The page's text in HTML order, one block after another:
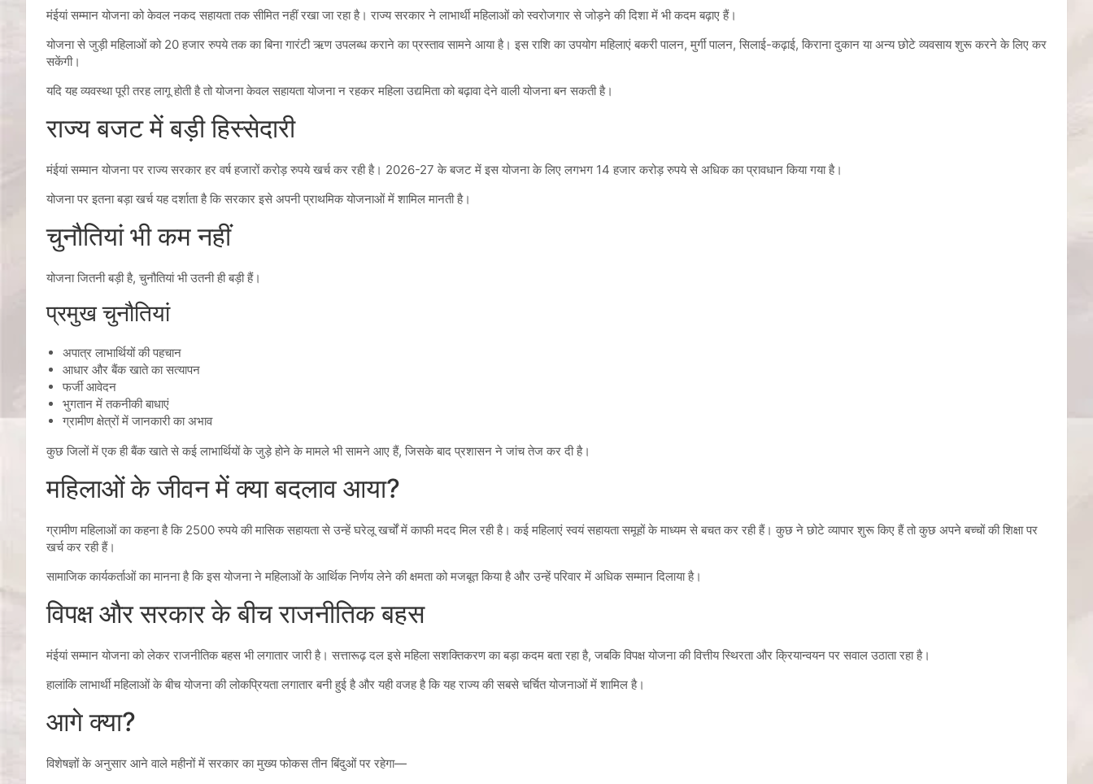
मंईयां सम्मान योजना को केवल नकद सहायता तक सीमित नहीं रखा जा रहा है। राज्य सरकार ने लाभार्थी महिलाओं को स्वरोजगार से जोड़ने की दिशा में भी कदम बढ़ाए हैं।
योजना से जुड़ी महिलाओं को 20 हजार रुपये तक का बिना गारंटी ऋण उपलब्ध कराने का प्रस्ताव सामने आया है। इस राशि का उपयोग महिलाएं बकरी पालन, मुर्गी पालन, सिलाई-कढ़ाई, किराना दुकान या अन्य छोटे व्यवसाय शुरू करने के लिए कर
सकेंगी।
यदि यह व्यवस्था पूरी तरह लागू होती है तो योजना केवल सहायता योजना न रहकर महिला उद्यमिता को बढ़ावा देने वाली योजना बन सकती है।
राज्य बजट में बड़ी हिस्सेदारी
मंईयां सम्मान योजना पर राज्य सरकार हर वर्ष हजारों करोड़ रुपये खर्च कर रही है। 2026-27 के बजट में इस योजना के लिए लगभग 14 हजार करोड़ रुपये से अधिक का प्रावधान किया गया है।
योजना पर इतना बड़ा खर्च यह दर्शाता है कि सरकार इसे अपनी प्राथमिक योजनाओं में शामिल मानती है।
चुनौतियां भी कम नहीं
योजना जितनी बड़ी है, चुनौतियां भी उतनी ही बड़ी हैं।
प्रमुख चुनौतियां
अपात्र लाभार्थियों की पहचान
आधार और बैंक खाते का सत्यापन
फर्जी आवेदन
भुगतान में तकनीकी बाधाएं
ग्रामीण क्षेत्रों में जानकारी का अभाव
कुछ जिलों में एक ही बैंक खाते से कई लाभार्थियों के जुड़े होने के मामले भी सामने आए हैं, जिसके बाद प्रशासन ने जांच तेज कर दी है।
महिलाओं के जीवन में क्या बदलाव आया?
ग्रामीण महिलाओं का कहना है कि 2500 रुपये की मासिक सहायता से उन्हें घरेलू खर्चों में काफी मदद मिल रही है। कई महिलाएं स्वयं सहायता समूहों के माध्यम से बचत कर रही हैं। कुछ ने छोटे व्यापार शुरू किए हैं तो कुछ अपने बच्चों की शिक्षा पर
खर्च कर रही हैं।
सामाजिक कार्यकर्ताओं का मानना है कि इस योजना ने महिलाओं के आर्थिक निर्णय लेने की क्षमता को मजबूत किया है और उन्हें परिवार में अधिक सम्मान दिलाया है।
विपक्ष और सरकार के बीच राजनीतिक बहस
मंईयां सम्मान योजना को लेकर राजनीतिक बहस भी लगातार जारी है। सत्तारूढ़ दल इसे महिला सशक्तिकरण का बड़ा कदम बता रहा है, जबकि विपक्ष योजना की वित्तीय स्थिरता और क्रियान्वयन पर सवाल उठाता रहा है।
हालांकि लाभार्थी महिलाओं के बीच योजना की लोकप्रियता लगातार बनी हुई है और यही वजह है कि यह राज्य की सबसे चर्चित योजनाओं में शामिल है।
आगे क्या?
विशेषज्ञों के अनुसार आने वाले महीनों में सरकार का मुख्य फोकस तीन बिंदुओं पर रहेगा—